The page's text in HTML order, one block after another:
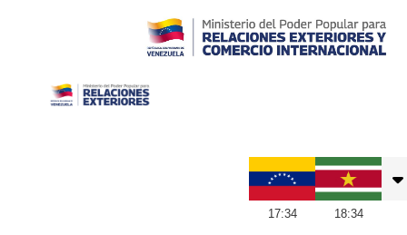
17:34 18:34